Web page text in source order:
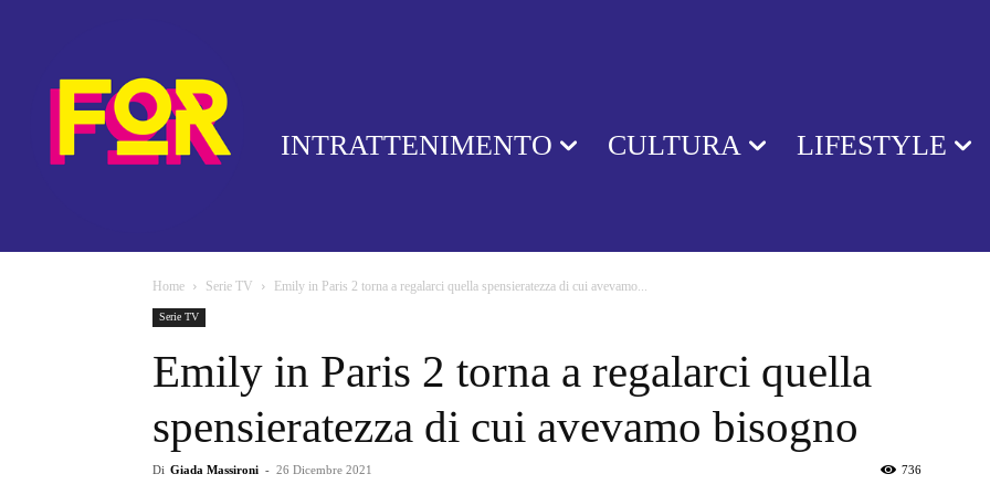
INTRATTENIMENTO CULTURA LIFESTYLE
Home Serie TV Emily in Paris 2 torna a regalarci quella spensieratezza di cui avevamo...
Serie TV
Emily in Paris 2 torna a regalarci quella
spensieratezza di cui avevamo bisogno
Di Giada Massironi - 26 Dicembre 2021 736